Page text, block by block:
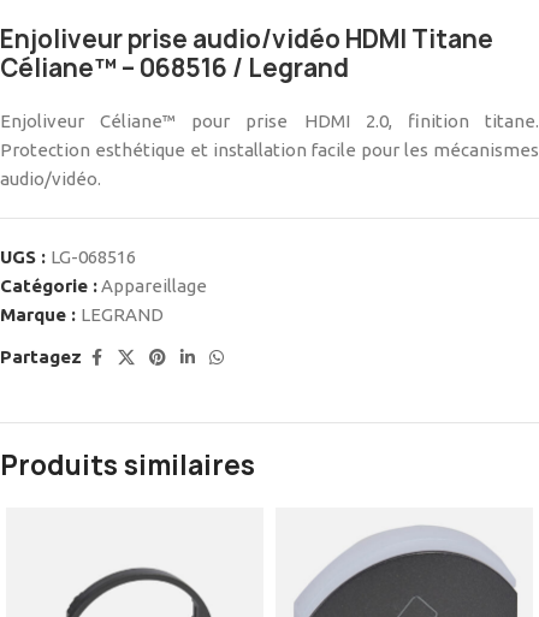
Enjoliveur prise audio/vidéo HDMI Titane
Céliane™ – 068516 / Legrand
Enjoliveur Céliane™ pour prise HDMI 2.0, finition titane.
Protection esthétique et installation facile pour les mécanismes
audio/vidéo.
UGS : LG-068516
Catégorie :Appareillage
Marque : LEGRAND
Partagez
Produits similaires